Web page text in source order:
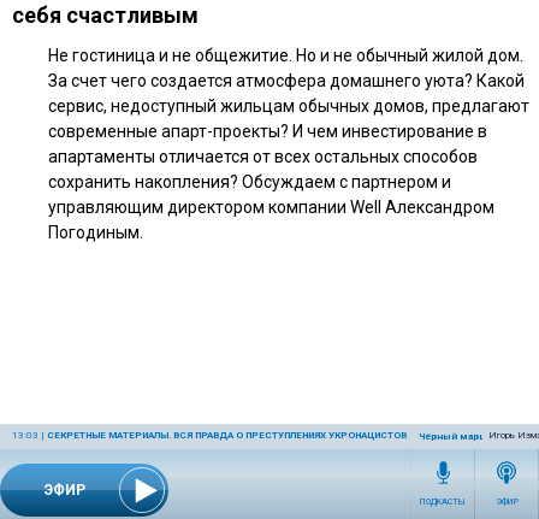
ЭФИР
13:03 | СЕКРЕТНЫЕ МАТЕРИАЛЫ. ВСЯ ПРАВДА О ПРЕСТУПЛЕНИЯХ УКРОНАЦИСТОВ Чёрный марш: Игорь
ПОДКАСТЫ ЭФИР
себя счастливым
Не гостиница и не общежитие. Но и не обычный жилой дом.
За счет чего создается атмосфера домашнего уюта? Какой
сервис, недоступный жильцам обычных домов, предлагают
современные апарт-проекты? И чем инвестирование в
апартаменты отличается от всех остальных способов
сохранить накопления? Обсуждаем с партнером и
управляющим директором компании Well Александром
Погодиным.